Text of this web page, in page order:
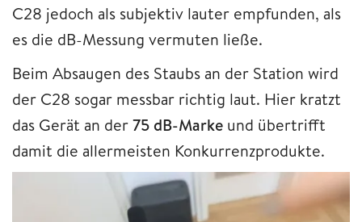
C28 jedoch als subjektiv lauter empfunden, als
es die dB-Messung vermuten ließe.
Beim Absaugen des Staubs an der Station wird
der C28 sogar messbar richtig laut. Hier kratzt
das Gerät an der75 dB-Marke und übertrifft
damit die allermeisten Konkurrenzprodukte.